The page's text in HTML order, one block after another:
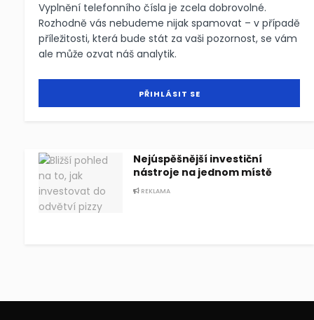
Vyplnění telefonního čísla je zcela dobrovolné.
Rozhodně vás nebudeme nijak spamovat – v případě
příležitosti, která bude stát za vaši pozornost, se vám
ale může ozvat náš analytik.
Nejúspěšnější investiční
nástroje na jednom místě
REKLAMA